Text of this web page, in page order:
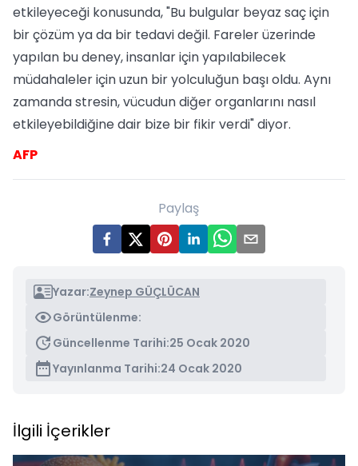
etkileyeceği konusunda, "Bu bulgular beyaz saç için
bir çözüm ya da bir tedavi değil. Fareler üzerinde
yapılan bu deney, insanlar için yapılabilecek
müdahaleler için uzun bir yolculuğun başı oldu. Aynı
zamanda stresin, vücudun diğer organlarını nasıl
etkileyebildiğine dair bize bir fikir verdi" diyor.
AFP
Paylaş
Yazar:Zeynep GÜÇLÜCAN
Görüntülenme:
Güncellenme Tarihi:25 Ocak 2020
Yayınlanma Tarihi:24 Ocak 2020
İlgili İçerikler